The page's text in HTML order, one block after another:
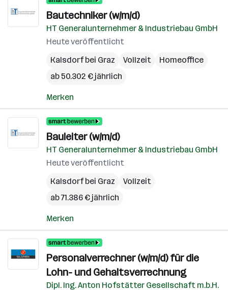
Bautechniker (w/m/d)
HT Generalunternehmer & Industriebau GmbH
Heute veröffentlicht
Kalsdorf bei Graz
Vollzeit
Homeoffice
ab 50.302 € jährlich
Merken
Bauleiter (w/m/d)
HT Generalunternehmer & Industriebau GmbH
Heute veröffentlicht
Kalsdorf bei Graz
Vollzeit
ab 71.386 € jährlich
Merken
Personalverrechner (w/m/d) für die
Lohn- und Gehaltsverrechnung
Dipl. Ing. Anton Hofstätter Gesellschaft m.b.H.